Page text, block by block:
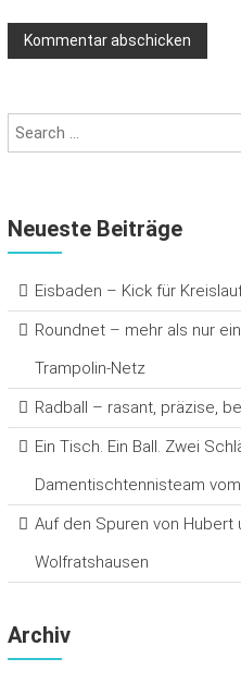
Neueste Beiträge
Eisbaden – Kick für
Roundnet – mehr als nur
Trampolin-Netz
Radball – rasant, präzise,
Ein Tisch. Ein Ball. Zwei
Damentischtennisteam
Auf den Spuren von
Wolfratshausen
Archiv